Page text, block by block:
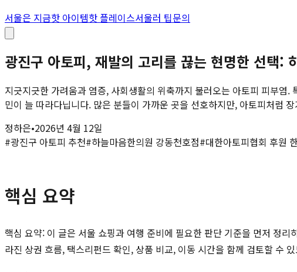
서울은 지금핫 아이템핫 플레이스서울러 팁문의
광진구 아토피, 재발의 고리를 끊는 현명한 선택:
지긋지긋한 가려움과 염증, 사회생활의 위축까지 불러오는 아토피 피부염
민이 늘 따라다닙니다. 많은 분들이 가까운 곳을 선호하지만, 아토피처럼
정하은•2026년 4월 12일
#광진구 아토피 추천#하늘마음한의원 강동천호점#대한아토피협회 후원
핵심 요약
핵심 요약: 이 글은 서울 쇼핑과 여행 준비에 필요한 판단 기준을 먼저 정
라진 상권 흐름, 택스리펀드 확인, 상품 비교, 이동 시간을 함께 검토할 수